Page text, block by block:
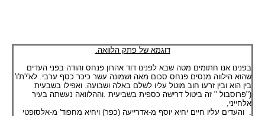
דוגמא של פתק הלוואה.
בפנינו אנו חתומים מטה שבא לפנינו דוד אהרון פנחס והודה בפני העדים
שהוא הילווה מנסים פנחס סכום מאה ושמונה עשר כיכר כסף ערבי לא'י'ת'ו'
בין הוא ובין זרעו חוב מוטל עליו לשלם באלה ושבועה ואפילו בשבעית
("פרוסבול " זה ביטול דרישה כספית בשביעית .וההלוואה נעשתה בעיר
אלחייני,
והעדים עליו חיים יחיא יוסף מ-אדרייעה (כפר) ויחיא מחפוד' מ-אלסופטי